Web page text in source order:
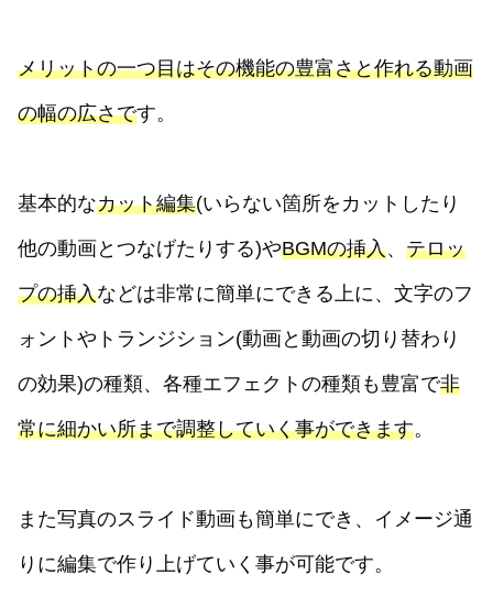
メリットの一つ目はその機能の豊富さと作れる動画
の幅の広さです。
基本的なカット編集(いらない箇所をカットしたり
他の動画とつなげたりする)やBGMの挿入、 テロッ
プの挿入などは非常に簡単にできる上に、文字のフ
ォントやトランジション(動画と動画の切り替わり
の効果)の種類、各種エフェクトの種類も豊富で非
常に細かい所まで調整していく事ができます。
また写真のスライド動画も簡単にでき、イメージ通
りに編集で作り上げていく事が可能です。